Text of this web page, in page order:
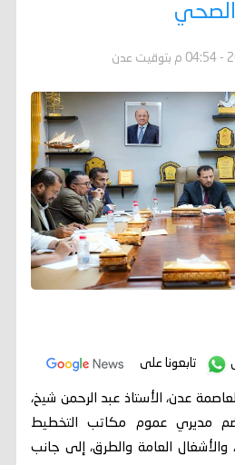
الصحي
تابعونا على
عدن، الأستاذ عبد الرحمن شيخ،
ضم مديري عموم مكاتب التخطيط
والأشغال العامة والطرق، إلى جانب